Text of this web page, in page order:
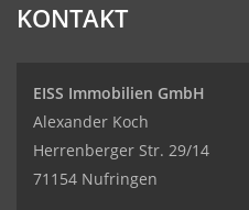
KONTAKT
EISS Immobilien GmbH
Alexander Koch
Herrenberger Str. 29/14
71154 Nufringen